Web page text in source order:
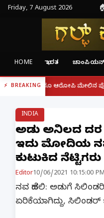
Friday, 7 August 2026
HOME ಭಾರತ
BREAKING
ಆರೋಪಿ ಮೇಲಿನ ಪೋಕ್ಸೋ ಕೇಸ್
INDIA
ಅಡುಗೆ ಅನಿಲದ ದರ
ಇದು ಮೋದಿಯ
ಕುಟುಕಿದ ನೆಟ್ಟಿಗರು
Editor10/06/2021 10:15:00 PM
ನವ ದೆಹಲಿ: ಅಡುಗೆ
ಏರಿಕೆಯಾಗಿದ್ದು, ಸಿಲಿಂಡರ್